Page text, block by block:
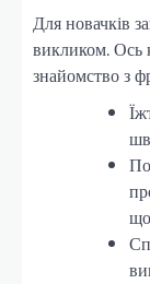
Для новачків
викликом. Ось
знайомство з